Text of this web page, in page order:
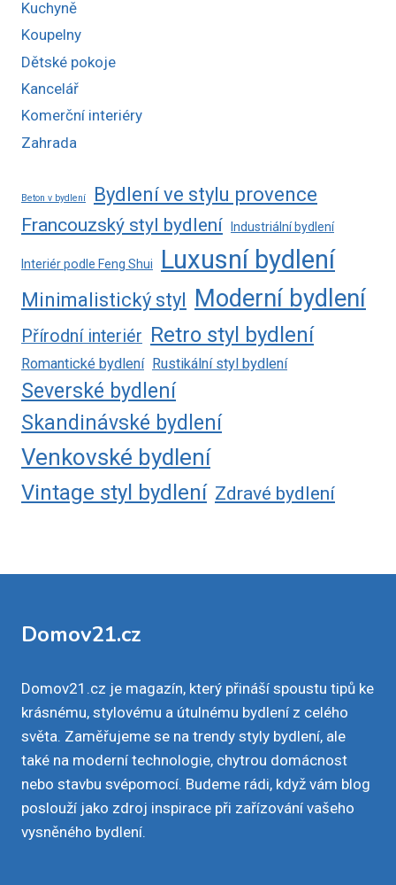
Kuchyně
Koupelny
Dětské pokoje
Kancelář
Komerční interiéry
Zahrada
Beton v bydlení
Bydlení ve stylu provence
Francouzský styl bydlení
Industriální bydlení
Interiér podle Feng Shui Luxusní bydlení
Minimalistický styl Moderní bydlení
Přírodní interiér Retro styl bydlení
Romantické bydlení Rustikální styl bydlení
Severské bydlení
Skandinávské bydlení
Venkovské bydlení
Vintage styl bydlení Zdravé bydlení
Domov21.cz
Domov21.cz je magazín, který přináší spoustu tipů ke
krásnému, stylovému a útulnému bydlení z celého
světa. Zaměřujeme se na trendy styly bydlení, ale
také na moderní technologie, chytrou domácnost
nebo stavbu svépomocí. Budeme rádi, když vám blog
poslouží jako zdroj inspirace při zařízování vašeho
vysněného bydlení.